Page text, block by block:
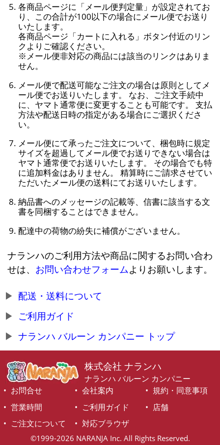
各商品ページに「メール便判定量」が設定されてお
り、この合計が100以下の場合にメール便でお送り
いたします。
各商品ページ「カートに入れる」ボタン付近のリン
クよりご確認ください。
※メール便非対応の商品には該当のリンクはありま
せん。
メール便で配送可能なご注文の場合は原則としてメ
ール便でお送りいたします。 なお、ご注文手続中
に、ヤマト通常便に変更することも可能です。 支払
方法や配送日時の指定がある場合にご選択くださ
い。
メール便にて承ったご注文について、梱包時に規定
サイズを超過してメール便でお送りできない場合は
ヤマト通常便でお送りいたします。 その場合でも特
に追加料金はありません。 精算時にご請求させてい
ただいたメール便の送料にてお送りいたします。
納品書へのメッセージの記載等、信書に該当する文
書を同梱することはできません。
配達中の荷物の紛失に補償がございません。
ナランハのご利用方法や商品に関するお問い合わ
せは、 お問い合わせフォームよりお願いします。
配送・送料について
ご利用ガイド
ナランハ バルーン カンパニー トップ
株式会社 ナランハ
ナランハ バルーン カンパニー
お問合せ
会社案内
規約・同意事項
営業時間
ご利用ガイド
店舗
ご注文について
対応ブラウザ
©1999-2026 NARANJA Inc. All Rights Reserved.